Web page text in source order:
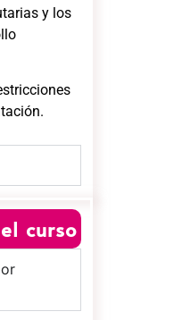
y los
curso